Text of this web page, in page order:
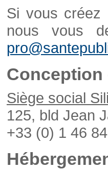
Si vous créez
nous vous
Conception
Siège social
125, bld Jean
+33 (0) 1 46